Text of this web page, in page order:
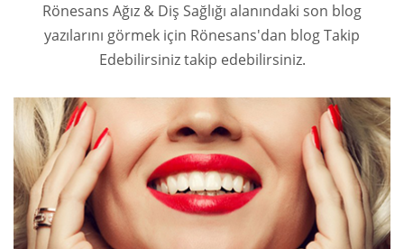
Rönesans Ağız & Diş Sağlığı alanındaki son blog
yazılarını görmek için Rönesans'dan blog Takip
Edebilirsiniz takip edebilirsiniz.